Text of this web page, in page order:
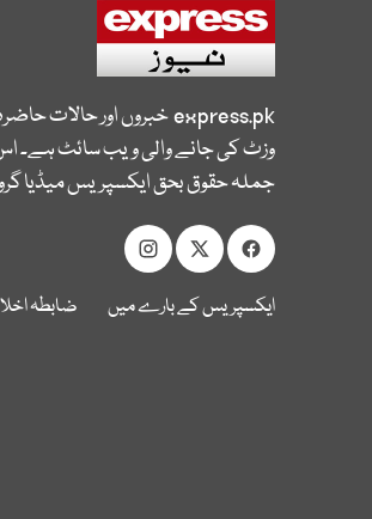
express.pkخبروں اور حالات
وزٹ کی جانے والی ویب سائٹ ہے۔
جملہ حقوق بحق ایکسپریس میڈیا
ایکسپریس کے بارے میں ضابطہ